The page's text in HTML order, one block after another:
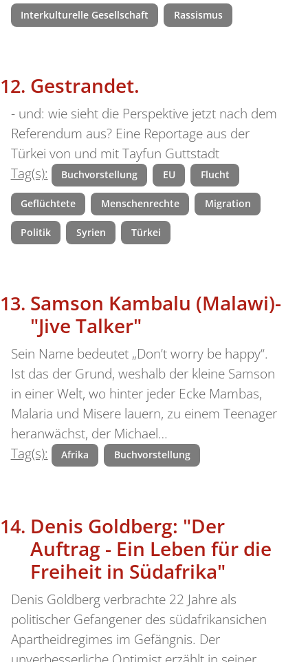
Interkulturelle Gesellschaft Rassismus
Gestrandet.
- und: wie sieht die Perspektive jetzt nach dem
Referendum aus? Eine Reportage aus der
Türkei von und mit Tayfun Guttstadt
Tag(s):
Buchvorstellung EU Flucht
Geflüchtete Menschenrechte Migration
Politik Syrien Türkei
Samson Kambalu (Malawi)-
"Jive Talker"
Sein Name bedeutet „Don’t worry be happy“.
Ist das der Grund, weshalb der kleine Samson
in einer Welt, wo hinter jeder Ecke Mambas,
Malaria und Misere lauern, zu einem Teenager
heranwächst, der Michael…
Tag(s):
Afrika Buchvorstellung
Denis Goldberg: "Der
Auftrag - Ein Leben für die
Freiheit in Südafrika"
Denis Goldberg verbrachte 22 Jahre als
politischer Gefangener des südafrikansichen
Apartheidregimes im Gefängnis. Der